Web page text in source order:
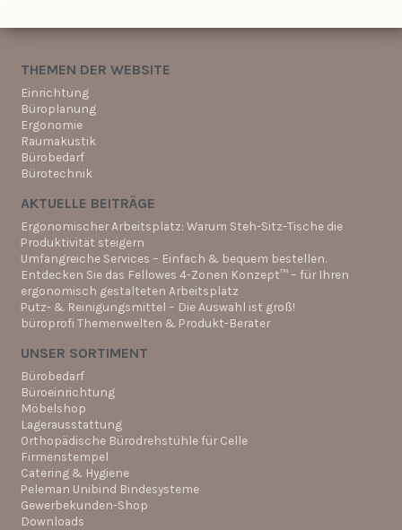
THEMEN DER WEBSITE
Einrichtung
Büroplanung
Ergonomie
Raumakustik
Bürobedarf
Bürotechnik
AKTUELLE BEITRÄGE
Ergonomischer Arbeitsplatz: Warum Steh-Sitz-Tische die
Produktivität steigern
Umfangreiche Services – Einfach & bequem bestellen.
Entdecken Sie das Fellowes 4-Zonen Konzept™ – für Ihren
ergonomisch gestalteten Arbeitsplatz
Putz- & Reinigungsmittel – Die Auswahl ist groß!
büroprofi Themenwelten & Produkt-Berater
UNSER SORTIMENT
Bürobedarf
Büroeinrichtung
Möbelshop
Lagerausstattung
Orthopädische Bürodrehstühle für Celle
Firmenstempel
Catering & Hygiene
Peleman Unibind Bindesysteme
Gewerbekunden-Shop
Downloads